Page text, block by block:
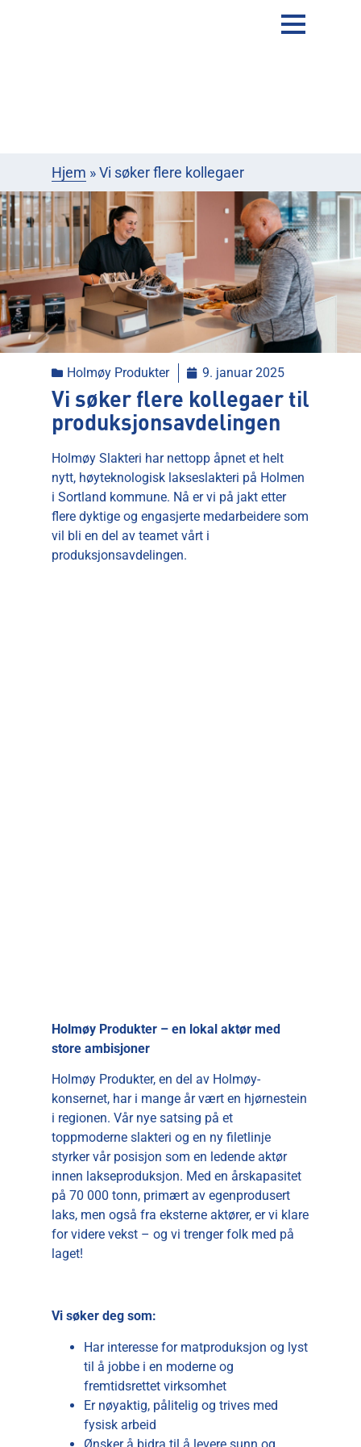
Hjem »Vi søker flere kollegaer
Holmøy Produkter 9. januar 2025
Vi søker flere kollegaer til
produksjonsavdelingen
Holmøy Slakteri har nettopp åpnet et helt
nytt, høyteknologisk lakseslakteri på Holmen
i Sortland kommune. Nå er vi på jakt etter
flere dyktige og engasjerte medarbeidere som
vil bli en del av teamet vårt i
produksjonsavdelingen.
Holmøy Produkter – en lokal aktør med
store ambisjoner
Holmøy Produkter, en del av Holmøy-
konsernet, har i mange år vært en hjørnestein
i regionen. Vår nye satsing på et
toppmoderne slakteri og en ny filetlinje
styrker vår posisjon som en ledende aktør
innen lakseproduksjon. Med en årskapasitet
på 70 000 tonn, primært av egenprodusert
laks, men også fra eksterne aktører, er vi klare
for videre vekst – og vi trenger folk med på
laget!
Vi søker deg som:
Har interesse for matproduksjon og lyst
til å jobbe i en moderne og
fremtidsrettet virksomhet
Er nøyaktig, pålitelig og trives med
fysisk arbeid
Ønsker å bidra til å levere sunn og